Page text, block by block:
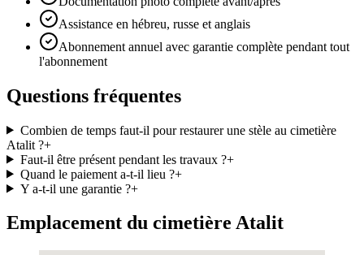
Assistance en hébreu, russe et anglais
Abonnement annuel avec garantie complète pendant tout
l'abonnement
Questions fréquentes
Combien de temps faut-il pour restaurer une stèle au cimetière
Atalit ?+
Faut-il être présent pendant les travaux ?+
Quand le paiement a-t-il lieu ?+
Y a-t-il une garantie ?+
Emplacement du cimetière Atalit